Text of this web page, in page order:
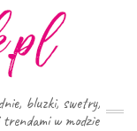
bluzki, swetry,
w modzie